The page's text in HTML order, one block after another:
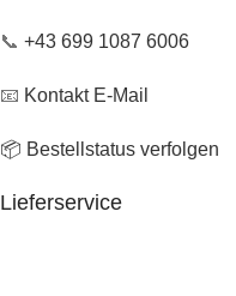
📞 +43 699 1087 6006
📧 Kontakt E-Mail
📦 Bestellstatus verfolgen
Lieferservice